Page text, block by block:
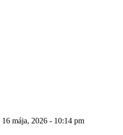
16 mája, 2026 - 10:14 pm